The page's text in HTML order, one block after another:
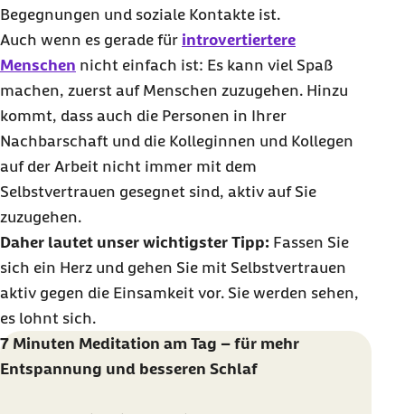
Begegnungen und soziale Kontakte ist.
Auch wenn es gerade für introvertiertere
Menschen nicht einfach ist: Es kann viel Spaß
machen, zuerst auf Menschen zuzugehen. Hinzu
kommt, dass auch die Personen in Ihrer
Nachbarschaft und die Kolleginnen und Kollegen
auf der Arbeit nicht immer mit dem
Selbstvertrauen gesegnet sind, aktiv auf Sie
zuzugehen.
Daher lautet unser wichtigster Tipp: Fassen Sie
sich ein Herz und gehen Sie mit Selbstvertrauen
aktiv gegen die Einsamkeit vor. Sie werden sehen,
es lohnt sich.
7 Minuten Meditation am Tag – für mehr
Entspannung und besseren Schlaf